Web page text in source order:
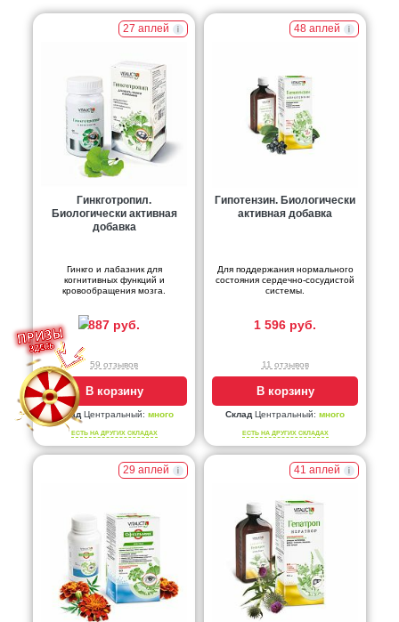
27 аплей
Гинкготропил.
Биологически активная
добавка
Гинкго и лабазник для
когнитивных функций и
кровообращения мозга.
887 руб.
59 отзывов
В корзину
Склад Центральный: много
ЕСТЬ НА ДРУГИХ СКЛАДАХ
48 аплей
Гипотензин. Биологически
активная добавка
Для поддержания нормального
состояния сердечно-сосудистой
системы.
1 596 руб.
11 отзывов
В корзину
Склад Центральный: много
ЕСТЬ НА ДРУГИХ СКЛАДАХ
29 аплей 41 аплей